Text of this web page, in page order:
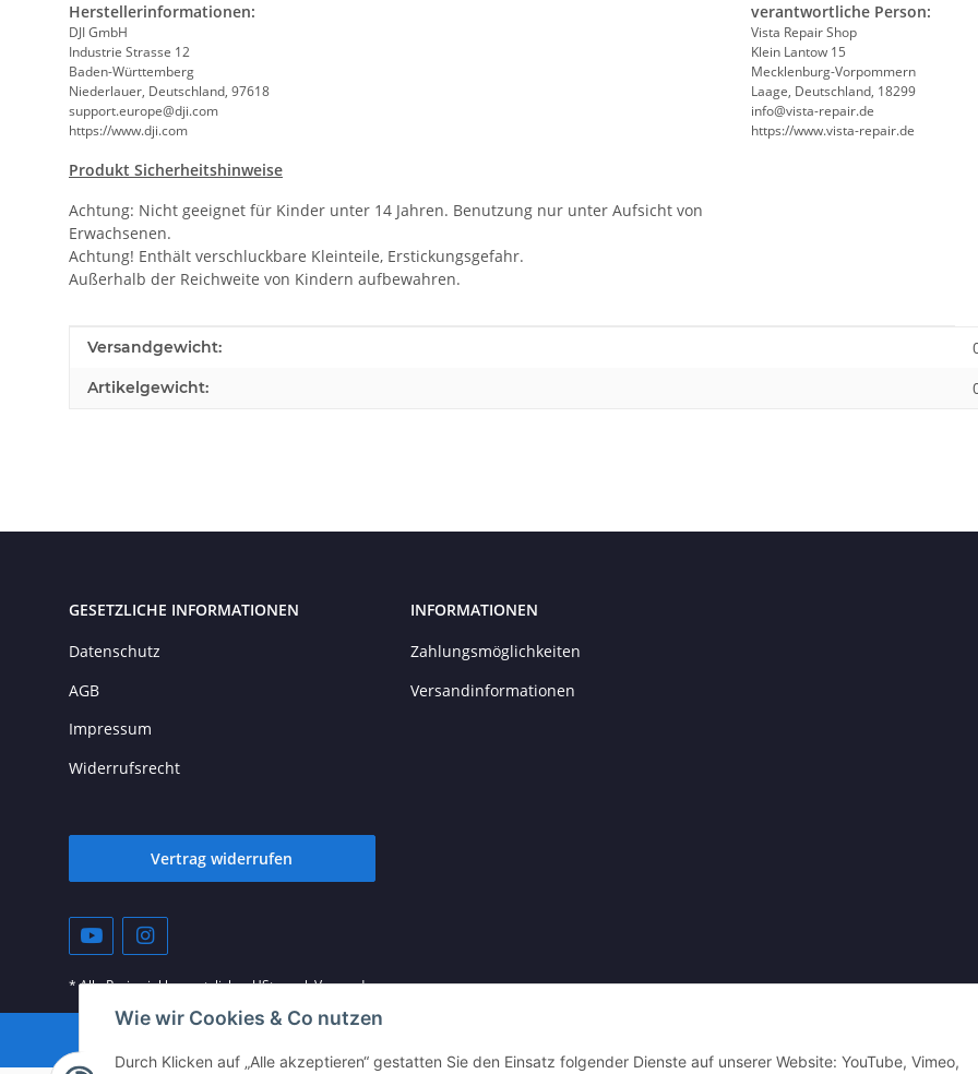
Wie wir Cookies & Co nutzen
Durch Klicken auf „Alle akzeptieren“ gestatten Sie den Einsatz folgender Dienste auf unserer Website: YouTube, Vimeo,
Herstellerinformationen:
DJI GmbH
Industrie Strasse 12
Baden-Württemberg
Niederlauer, Deutschland, 97618
support.europe@dji.com
https://www.dji.com
Produkt Sicherheitshinweise
Achtung: Nicht geeignet für Kinder unter 14 Jahren. Benutzung nur unter Aufsicht von
Erwachsenen.
Achtung! Enthält verschluckbare Kleinteile, Erstickungsgefahr.
Außerhalb der Reichweite von Kindern aufbewahren.
verantwortliche Person:
Vista Repair Shop
Klein Lantow 15
Mecklenburg-Vorpommern
Laage, Deutschland, 18299
info@vista-repair.de
https://www.vista-repair.de
Produkteigenschaft
Wert
Versandgewicht:
Artikelgewicht:
GESETZLICHE INFORMATIONEN
Datenschutz
AGB
Impressum
Widerrufsrecht
INFORMATIONEN
Zahlungsmöglichkeiten
Versandinformationen
Vertrag widerrufen
* Alle Preise inkl. gesetzlicher USt., zzgl.Versand